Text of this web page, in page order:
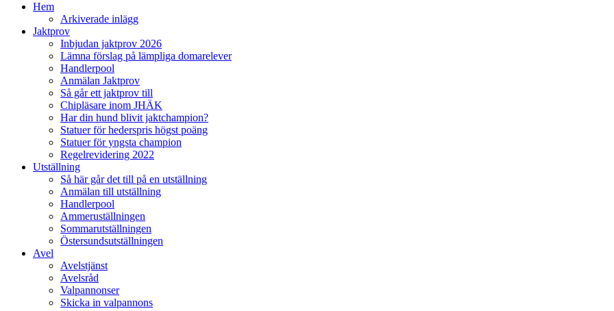
Hem
Arkiverade inlägg
Jaktprov
Inbjudan jaktprov 2026
Lämna förslag på lämpliga domarelever
Handlerpool
Anmälan Jaktprov
Så går ett jaktprov till
Chipläsare inom JHÄK
Har din hund blivit jaktchampion?
Statuer för hederspris högst poäng
Statuer för yngsta champion
Regelrevidering 2022
Utställning
Så här går det till på en utställning
Anmälan till utställning
Handlerpool
Ammeruställningen
Sommarutställningen
Östersundsutställningen
Avel
Avelstjänst
Avelsråd
Valpannonser
Skicka in valpannons